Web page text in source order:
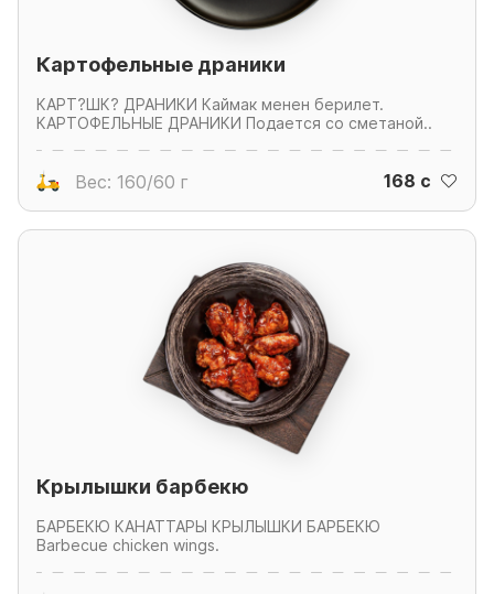
Картофельные драники
КАРТ?ШК? ДРАНИКИ Каймак менен берилет.
КАРТОФЕЛЬНЫЕ ДРАНИКИ Подается со сметаной..
Вес: 160/60 г 168 c
Крылышки барбекю
БАРБЕКЮ КАНАТТАРЫ КРЫЛЫШКИ БАРБЕКЮ
Barbecue chicken wings.